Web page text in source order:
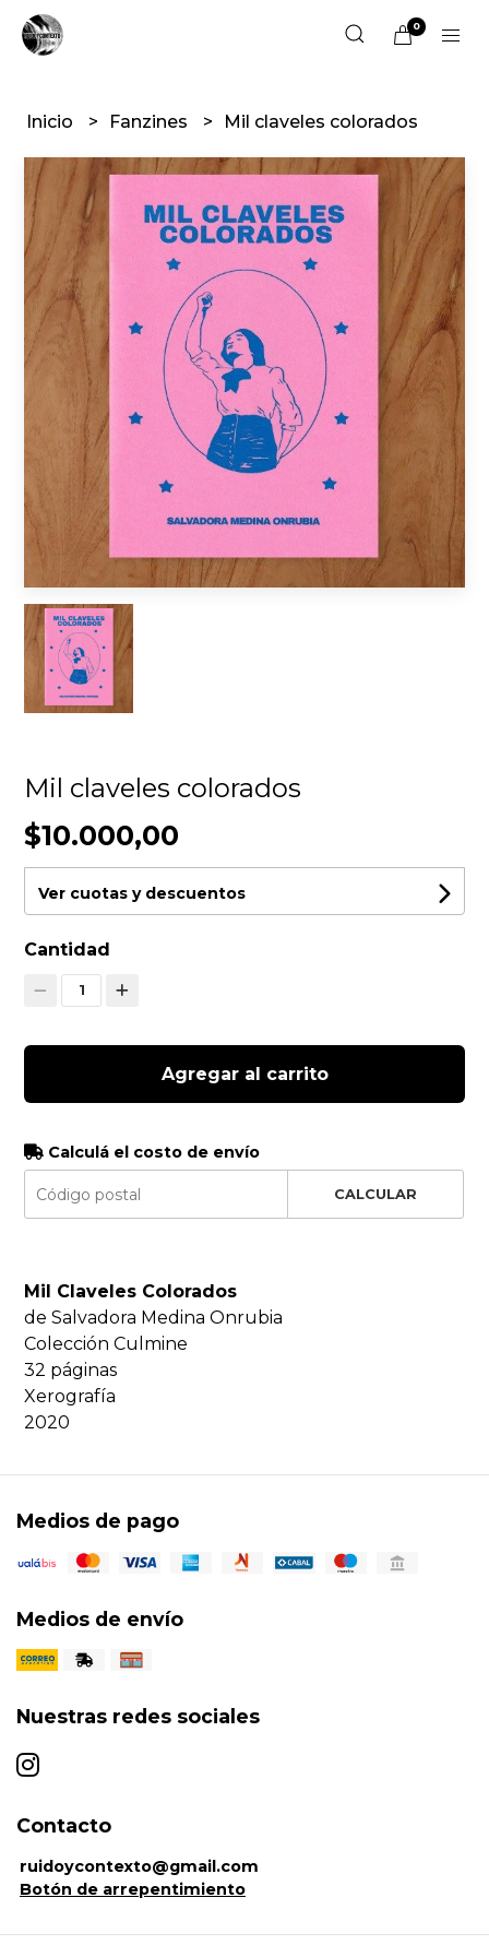
0
Inicio Fanzines Mil claveles colorados
Mil claveles colorados
$10.000,00
Ver cuotas y descuentos
Cantidad
1
Agregar al carrito
Calculá el costo de envío
CALCULAR
Mil Claveles Colorados
de Salvadora Medina Onrubia
Colección Culmine
32 páginas
Xerografía
2020
Medios de pago
Medios de envío
Nuestras redes sociales
Contacto
ruidoycontexto@gmail.com
Botón de arrepentimiento